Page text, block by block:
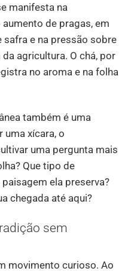
manifesta na
de pragas, em
safra e na pressão sobre
agricultura. O chá, por
no aroma e na folha
também é uma
uma xícara, o
uma pergunta mais
Que tipo de
ela preserva?
chegada até aqui?
sem
movimento curioso. Ao